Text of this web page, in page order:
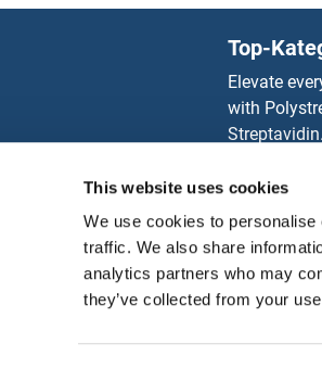
This website uses cookies
We use cookies to
traffic. We also share
analytics partners who may
they’ve collected from your
Top-
Elevate
with
Streptavidin.
Rabbit RFP
Rockland
ELISA Kits
antibodies
Unsere